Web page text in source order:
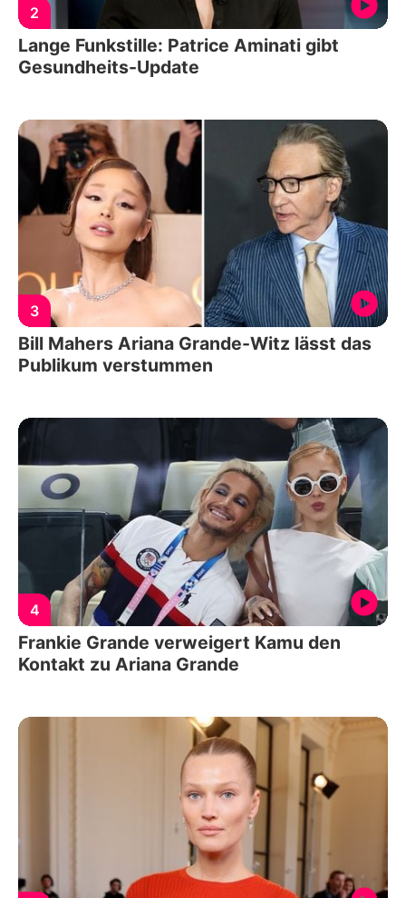
2
Lange Funkstille: Patrice Aminati gibt
Gesundheits-Update
3
Bill Mahers Ariana Grande-Witz lässt das
Publikum verstummen
4
Frankie Grande verweigert Kamu den
Kontakt zu Ariana Grande